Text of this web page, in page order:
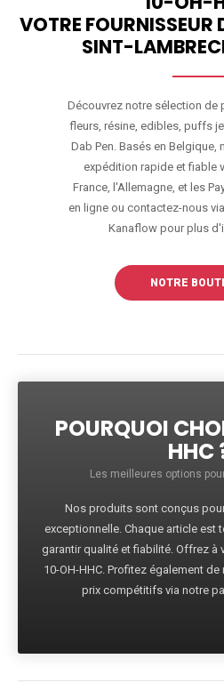
VOTRE FOURNISSEUR
SINT-
Découvrez notre sélection de
fleurs, résine, edibles, puffs
Dab Pen. Basés en
expédition rapide et fiable
France, l'Allemagne, et les
en ligne ou contactez-nous
Kanaflow pour plus
NOTRE
POURQUOI
HHC
Les meilleures options
Nos produits sont conçus
exceptionnelle. Chaque article est
garantir qualité et fiabilité. Offrez à
10-OH-HHC. Profitez également
prix compétitifs via notre